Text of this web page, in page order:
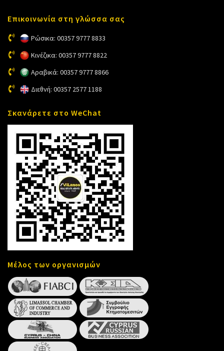
Επικοινωνία στη γλώσσα σας
Ρώσικα: 00357 9777 8833
Κινέζικα: 00357 9777 8822
Αραβικά: 00357 9777 8866
Διεθνή: 00357 2577 1188
Σκανάρετε στο WeChat
Μέλος των οργανισμών